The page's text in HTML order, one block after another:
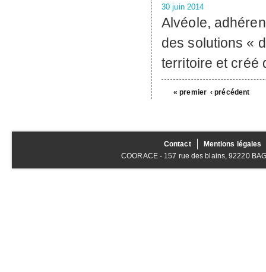
30 juin 2014
Alvéole,
des solutions «
territoire et créé
« premier ‹ précédent
Contact
Mentions légales
COORACE - 157 rue des blains, 92220